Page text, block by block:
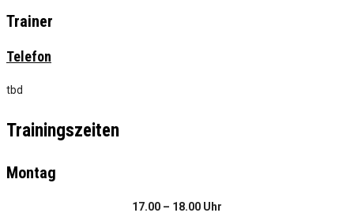
Trainer
Telefon
tbd
Trainingszeiten
Montag
17.00 – 18.00 Uhr